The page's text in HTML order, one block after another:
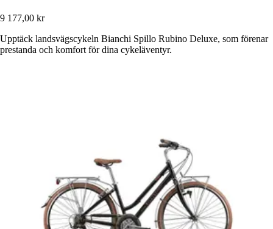
9 177,00 kr
Upptäck landsvägscykeln Bianchi Spillo Rubino Deluxe, som förenar
prestanda och komfort för dina cykeläventyr.